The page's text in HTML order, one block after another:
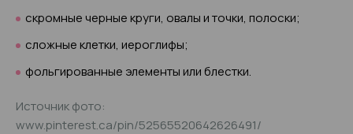
скромные черные круги, овалы и точки, полоски;
сложные клетки, иероглифы;
фольгированные элементы или блестки.
Источник фото:
www.pinterest.ca/pin/52565520642626491/